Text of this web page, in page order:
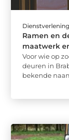
Dienstverlening
Ramen en
maatwerk
Voor wie op
deuren in
bekende